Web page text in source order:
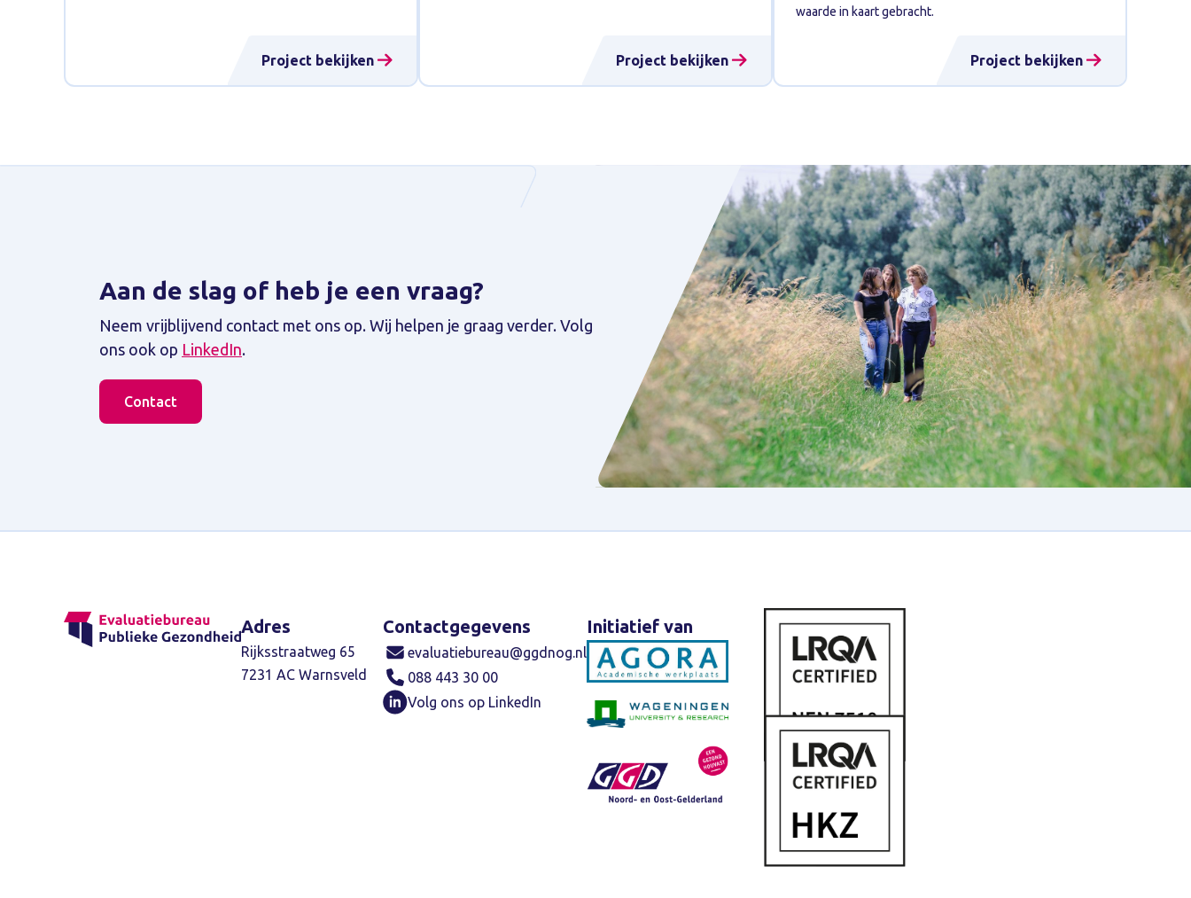
Project bekijken Project bekijken
waarde in kaart gebracht.
Project bekijken
Aan de slag of heb je een vraag?
Neem vrijblijvend contact met ons op. Wij helpen je graag verder. Volg
ons ook op LinkedIn.
Contact
Adres
Rijksstraatweg 65
7231 AC Warnsveld
Contactgegevens
evaluatiebureau@ggdnog.nl
088 443 30 00
Volg ons op LinkedIn
Initiatief van Certificering